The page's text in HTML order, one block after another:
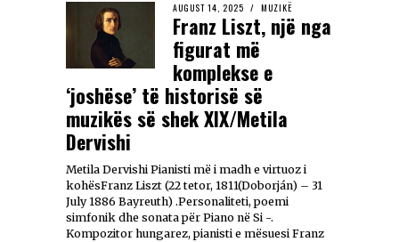
AUGUST 14, 2025 MUZIKË
Franz Liszt, një nga
figurat më
komplekse e
‘joshëse’ të historisë së
muzikës së shek XIX/Metila
Dervishi
Metila Dervishi Pianisti më i madh e virtuoz i
kohësFranz Liszt (22 tetor, 1811(Doborján) – 31
July 1886 Bayreuth) .Personaliteti, poemi
simfonik dhe sonata për Piano në Si -.
Kompozitor hungarez, pianisti e mësuesi Franz